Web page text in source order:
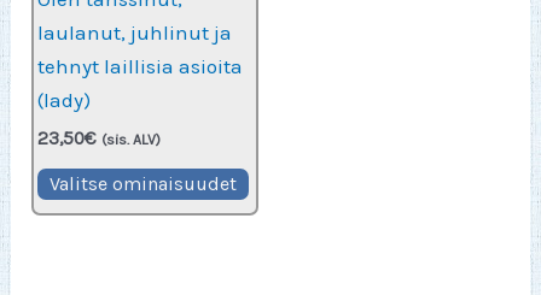
laulanut, juhlinut ja
tehnyt laillisia asioita
(lady)
23,50€ (sis. ALV)
Valitse ominaisuudet Tällä
tuotteella